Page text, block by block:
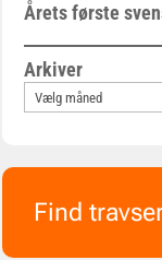
Årets første
Arkiver
Find